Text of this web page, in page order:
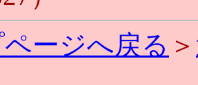
ページへ戻る ＞